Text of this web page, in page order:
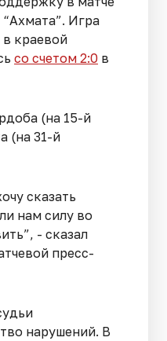
Игра
в краевой
со счетом 2:0 в
(на 15-й
(на 31-й
сказать
нам силу во
- сказал
пресс-
нарушений. В